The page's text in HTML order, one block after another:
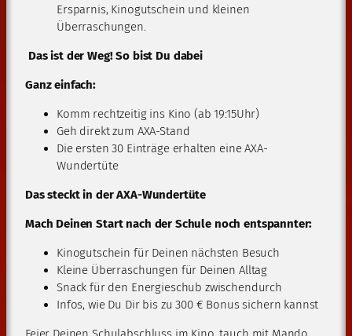
Ersparnis, Kinogutschein und kleinen
Überraschungen.
Das ist der Weg! So bist Du dabei
Ganz einfach:
Komm rechtzeitig ins Kino (ab 19:15Uhr)
Geh direkt zum AXA-Stand
Die ersten 30 Einträge erhalten eine AXA-
Wundertüte
Das steckt in der AXA-Wundertüte
Mach Deinen Start nach der Schule noch entspannter:
Kinogutschein für Deinen nächsten Besuch
Kleine Überraschungen für Deinen Alltag
Snack für den Energieschub zwischendurch
Infos, wie Du Dir bis zu 300 € Bonus sichern kannst